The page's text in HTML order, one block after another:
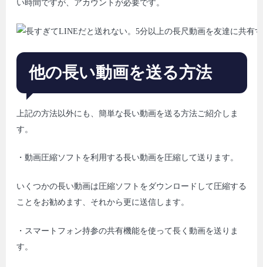
い時間ですが、アカウントが必要です。
他の長い動画を送る方法
上記の方法以外にも、簡単な長い動画を送る方法ご紹介しま
す。
・動画圧縮ソフトを利用する長い動画を圧縮して送ります。
いくつかの長い動画は圧縮ソフトをダウンロードして圧縮する
ことをお勧めます、それから更に送信します。
・スマートフォン持参の共有機能を使って長く動画を送りま
す。